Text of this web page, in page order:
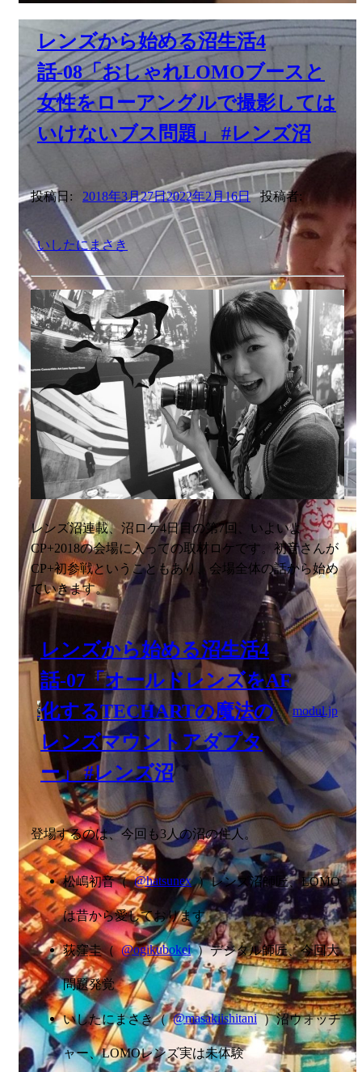
レンズから始める沼生活4
話-08「おしゃれLOMOブースと
女性をローアングルで撮影しては
いけないブス問題」 #レンズ沼
投稿日: 2018年3月27日2022年2月16日 投稿者:
いしたにまさき
レンズ沼連載、沼ロケ4日目の第7回、いよいよ
CP+2018の会場に入っての取材ロケです。初音さんが
CP+初参戦ということもあり、会場全体の話から始め
ていきます。
レンズから始める沼生活4
話-07「オールドレンズをAF
化するTECHARTの魔法の
レンズマウントアダプタ
ー」 #レンズ沼
modul.jp
登場するのは、今回も3人の沼の住人。
松嶋初音（ @hatsunex ）レンズ沼師匠、LOMO
は昔から愛しております
荻窪圭（ @ogikubokei ）デジタル師匠、今回大
問題発覚
いしたにまさき（ @masakiishitani ）沼ウォッチ
ャー、LOMOレンズ実は未体験